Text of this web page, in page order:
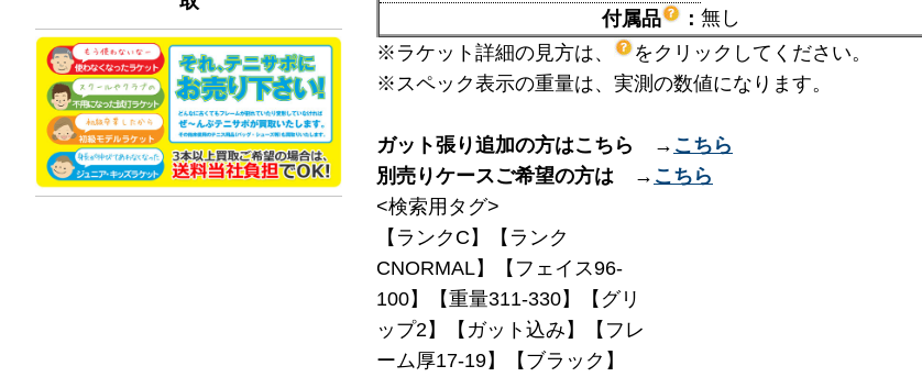
付属品
： 無し
※ラケット詳細の見方は、
をクリックしてください。
※スペック表示の重量は、実測の数値になります。
ガット張り追加の方はこちら → こちら
別売りケースご希望の方は → こちら
<検索用タグ>
【ランクC】【ランク
CNORMAL】【フェイス96-
100】【重量311-330】【グリ
ップ2】【ガット込み】【フレ
ーム厚17-19】【ブラック】